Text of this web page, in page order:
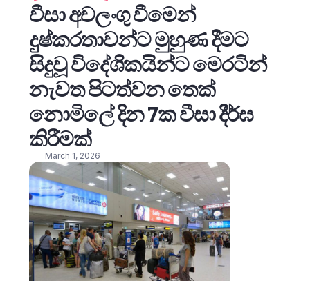
වීසා අවලංගු වීමෙන්
දුෂ්කරතාවන්ට මුහුණ දීමට
සිදුවූ විදේශිකයින්ට මෙරටින්
නැවත පිටත්වන තෙක්
නොමිලේ දින 7ක වීසා දීර්ඝ
කිරීමක්
March 1, 2026